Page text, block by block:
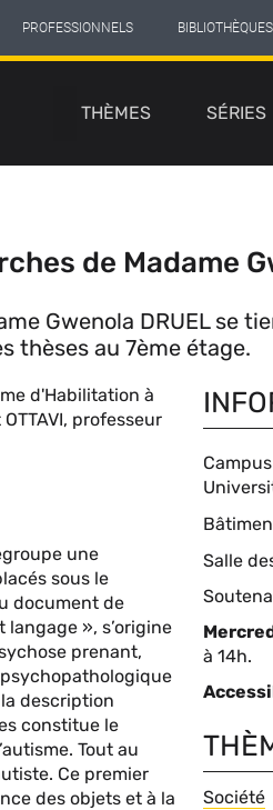
PROFESSIONNELS BIBLIOTHÈQUES
principale
THÈMES SÉRIES
de Madame
Gwenola DRUEL se
thèses au 7ème étage.
d'Habilitation à
professeur
une
sous le
document de
», s’origine
prenant,
description
constitue le
Tout au
Ce premier
des objets et à la
lieu
Salle
Type
de
date
à 14h.
Thèmes
Société